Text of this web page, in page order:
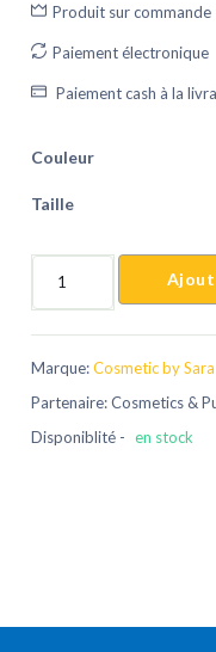
Produit sur commande
Paiement électronique
Paiement cash à la
Couleur
Taille
Marque:Cosmetic by Sara
Partenaire: Cosmetics &
Disponiblité - en stock